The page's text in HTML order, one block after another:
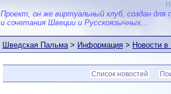
Проект, он же виртуальный клуб, создан для
и сочетания Швеции и Русскоязычных...
Шведская Пальма>Информация>Новости
Список новостей